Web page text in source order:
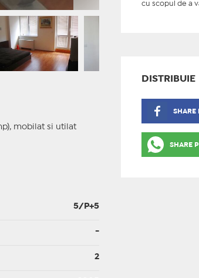
mobilat si utilat
5/P+5
-
2
cu scopul de a
DISTRIBUIE
SHARE
SHARE